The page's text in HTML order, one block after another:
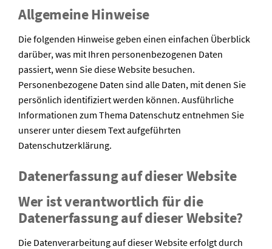
Allgemeine Hinweise
Die folgenden Hinweise geben einen einfachen Überblick
darüber, was mit Ihren personenbezogenen Daten
passiert, wenn Sie diese Website besuchen.
Personenbezogene Daten sind alle Daten, mit denen Sie
persönlich identifiziert werden können. Ausführliche
Informationen zum Thema Datenschutz entnehmen Sie
unserer unter diesem Text aufgeführten
Datenschutzerklärung.
Datenerfassung auf dieser Website
Wer ist verantwortlich für die
Datenerfassung auf dieser Website?
Die Datenverarbeitung auf dieser Website erfolgt durch